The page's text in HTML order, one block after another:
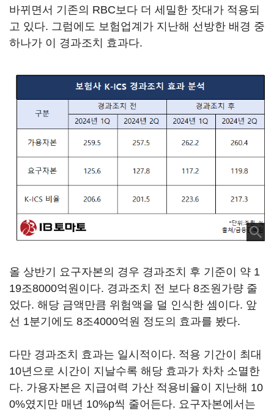
바뀌면서 기존의 RBC보다 더 세밀한 잣대가 적용되
고 있다. 그럼에도 보험업계가 지난해 선방한 배경 중
하나가 이 경과조치 효과다.
올 상반기 요구자본의 경우 경과조치 후 기준이 약 1
19조8000억원이다. 경과조치 전 보다 8조원가량 줄
었다. 해당 금액만큼 위험액을 덜 인식한 셈이다. 앞
선 1분기에도 8조4000억원 정도의 효과를 봤다.
다만 경과조치 효과는 일시적이다. 적용 기간이 최대
10년으로 시간이 지날수록 해당 효과가 차차 소멸한
다. 가용자본은 지급여력 가산 적용비율이 지난해 10
0%였지만 매년 10%p씩 줄어든다. 요구자본에서는